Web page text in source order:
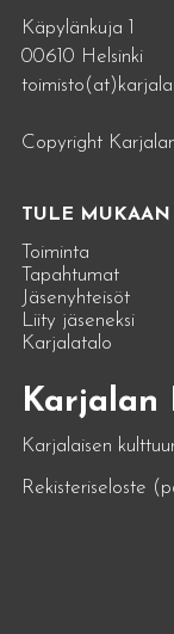
Käpylänkuja 1
00610 Helsinki
Copyright
TULE MUKAAN
Toiminta
Tapahtumat
Jäsenyhteisöt
Liity jäseneksi
Karjalatalo
Karjalan
Karjalaisen
Rekisteriseloste